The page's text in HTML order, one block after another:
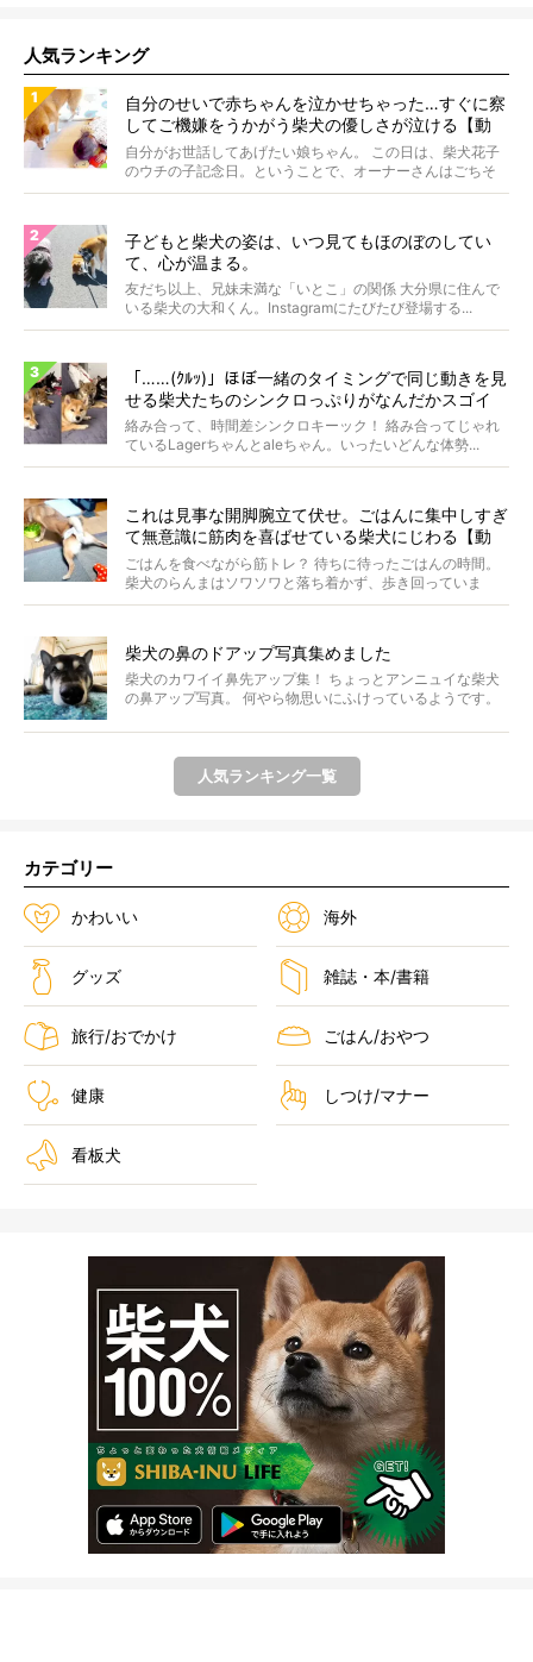
人気ランキング
自分のせいで赤ちゃんを泣かせちゃった…すぐに察
してご機嫌をうかがう柴犬の優しさが泣ける【動
画】
自分がお世話してあげたい娘ちゃん。 この日は、柴犬花子
のウチの子記念日。ということで、オーナーさんはごちそ
うを...
子どもと柴犬の姿は、いつ見てもほのぼのしてい
て、心が温まる。
友だち以上、兄妹未満な「いとこ」の関係 大分県に住んで
いる柴犬の大和くん。Instagramにたびたび登場する...
「……(ｸﾙｯ)」ほぼ一緒のタイミングで同じ動きを見
せる柴犬たちのシンクロっぷりがなんだかスゴイ
絡み合って、時間差シンクロキーック！ 絡み合ってじゃれ
ているLagerちゃんとaleちゃん。いったいどんな体勢...
これは見事な開脚腕立て伏せ。ごはんに集中しすぎ
て無意識に筋肉を喜ばせている柴犬にじわる【動
画】
ごはんを食べながら筋トレ？ 待ちに待ったごはんの時間。
柴犬のらんまはソワソワと落ち着かず、歩き回っていま
す。き...
柴犬の鼻のドアップ写真集めました
柴犬のカワイイ鼻先アップ集！ ちょっとアンニュイな柴犬
の鼻アップ写真。 何やら物思いにふけっているようです。
人気ランキング一覧
カテゴリー
かわいい 海外
グッズ 雑誌・本/書籍
旅行/おでかけ ごはん/おやつ
健康 しつけ/マナー
看板犬